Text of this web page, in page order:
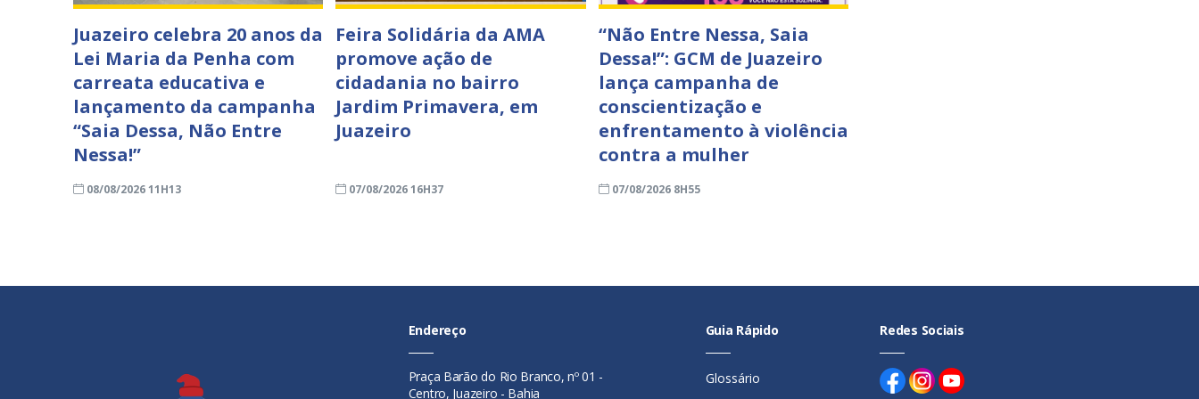
Juazeiro celebra 20 anos da
Lei Maria da Penha com
carreata educativa e
lançamento da campanha
“Saia Dessa, Não Entre
Nessa!”
08/08/2026 11H13
Feira Solidária da AMA
promove ação de
cidadania no bairro
Jardim Primavera, em
Juazeiro
07/08/2026 16H37
“Não Entre Nessa, Saia
Dessa!”: GCM de Juazeiro
lança campanha de
conscientização e
enfrentamento à violência
contra a mulher
07/08/2026 8H55
Endereço
Praça Barão do Rio Branco, nº 01 -
Centro, Juazeiro - Bahia
Guia Rápido
Glossário
Redes Sociais